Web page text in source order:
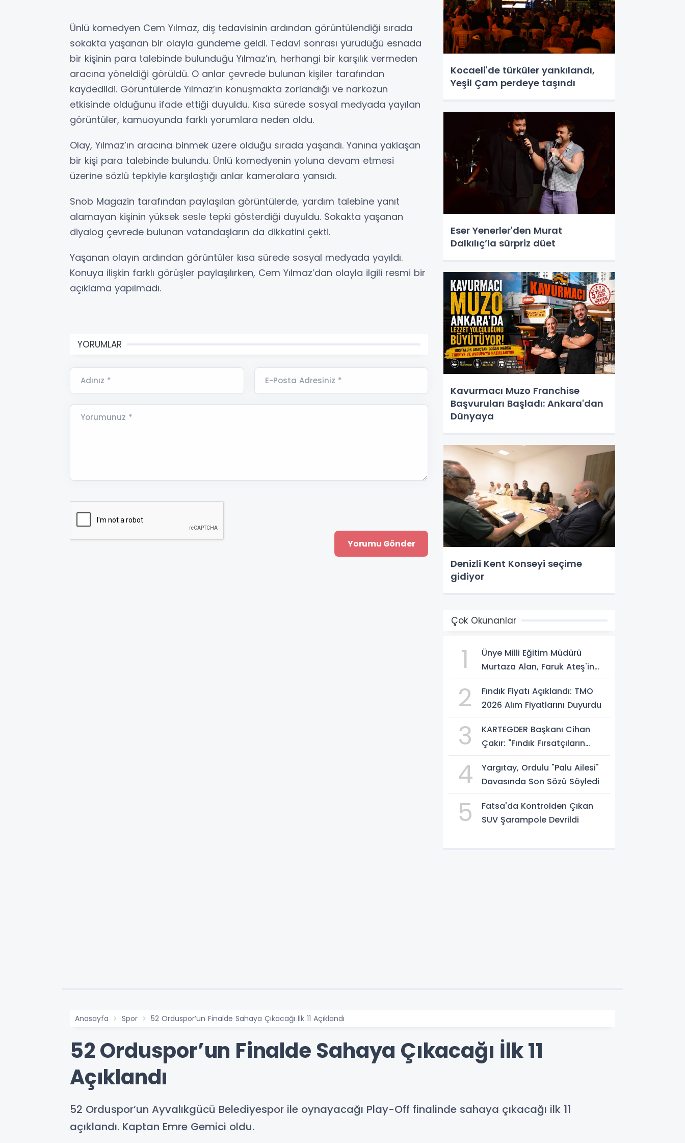
Ünlü komedyen Cem Yılmaz, diş tedavisinin ardından görüntülendiği sırada
sokakta yaşanan bir olayla gündeme geldi. Tedavi sonrası yürüdüğü esnada
bir kişinin para talebinde bulunduğu Yılmaz’ın, herhangi bir karşılık vermeden
aracına yöneldiği görüldü. O anlar çevrede bulunan kişiler tarafından
kaydedildi. Görüntülerde Yılmaz’ın konuşmakta zorlandığı ve narkozun
etkisinde olduğunu ifade ettiği duyuldu. Kısa sürede sosyal medyada yayılan
görüntüler, kamuoyunda farklı yorumlara neden oldu.
Olay, Yılmaz’ın aracına binmek üzere olduğu sırada yaşandı. Yanına yaklaşan
bir kişi para talebinde bulundu. Ünlü komedyenin yoluna devam etmesi
üzerine sözlü tepkiyle karşılaştığı anlar kameralara yansıdı.
Snob Magazin tarafından paylaşılan görüntülerde, yardım talebine yanıt
alamayan kişinin yüksek sesle tepki gösterdiği duyuldu. Sokakta yaşanan
diyalog çevrede bulunan vatandaşların da dikkatini çekti.
Yaşanan olayın ardından görüntüler kısa sürede sosyal medyada yayıldı.
Konuya ilişkin farklı görüşler paylaşılırken, Cem Yılmaz’dan olayla ilgili resmi bir
açıklama yapılmadı.
YORUMLAR
Adınız * E-Posta Adresiniz *
Yorumunuz *
Kocaeli'de türküler yankılandı,
Yeşil Çam perdeye taşındı
Eser Yenerler'den Murat
Dalkılıç’la sürpriz düet
Kavurmacı Muzo Franchise
Başvuruları Başladı: Ankara'dan
Dünyaya
Denizli Kent Konseyi seçime
gidiyor
Çok Okunanlar
1
Ünye Milli Eğitim Müdürü
Murtaza Alan, Faruk Ateş'in
2
Fındık Fiyatı Açıklandı: TMO
2026 Alım Fiyatlarını Duyurdu
3
KARTEGDER Başkanı Cihan
Çakır: "Fındık Fırsatçıların
4
Yargıtay, Ordulu "Palu Ailesi"
Davasında Son Sözü Söyledi
5
Fatsa'da Kontrolden Çıkan
SUV Şarampole Devrildi
Anasayfa Spor 52 Orduspor’un Finalde Sahaya Çıkacağı İlk 11 Açıklandı
52 Orduspor’un Finalde Sahaya Çıkacağı İlk 11
Açıklandı
52 Orduspor’un Ayvalıkgücü Belediyespor ile oynayacağı Play-Off finalinde sahaya çıkacağı ilk 11
açıklandı. Kaptan Emre Gemici oldu.